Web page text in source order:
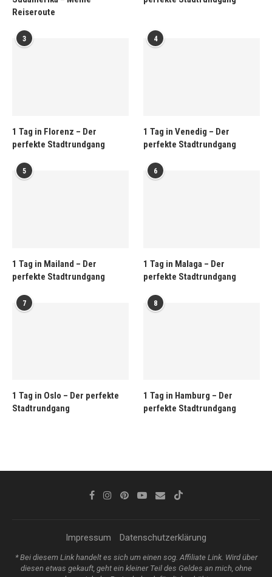
Reiseroute
3
1 Tag in Florenz – Der
perfekte Stadtrundgang
4
1 Tag in Venedig – Der
perfekte Stadtrundgang
5
1 Tag in Mailand – Der
perfekte Stadtrundgang
6
1 Tag in Malaga – Der
perfekte Stadtrundgang
7
1 Tag in Oslo – Der perfekte
Stadtrundgang
8
1 Tag in Hamburg – Der
perfekte Stadtrundgang
Impressum Datenschutzerklärung
* Bei diesem Link handelt es sich um einen sog. Affiliate Link. Wird über
diesen etwas gekauft, geht ein kleiner Teil des Geldes an mich, ohne